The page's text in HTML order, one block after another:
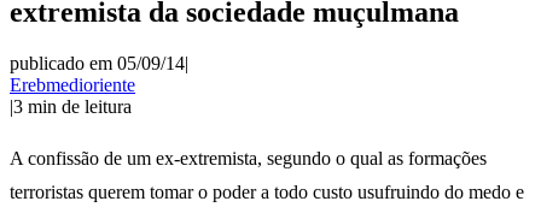
extremista da sociedade muçulmana
publicado em 05/09/14|
Erebmedioriente
|3 min de leitura
A confissão de um ex-extremista, segundo o qual as formações
terroristas querem tomar o poder a todo custo usufruindo do medo e